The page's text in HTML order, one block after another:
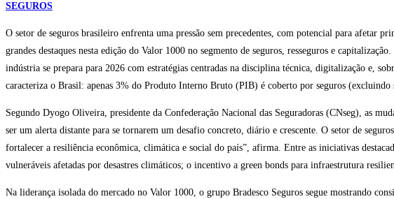
SEGUROS
O setor de seguros brasileiro enfrenta uma pressão sem precedentes, com potencial para afetar
grandes destaques nesta edição do Valor 1000 no segmento de seguros, resseguros e
indústria se prepara para 2026 com estratégias centradas na disciplina técnica, digitalização e,
caracteriza o Brasil: apenas 3% do Produto Interno Bruto (PIB) é coberto por seguros (excluindo
Segundo Dyogo Oliveira, presidente da Confederação Nacional das Seguradoras (CNseg), as
ser um alerta distante para se tornarem um desafio concreto, diário e crescente. O setor de
fortalecer a resiliência econômica, climática e social do país”, afirma. Entre as iniciativas
vulneráveis afetadas por desastres climáticos; o incentivo a green bonds para infraestrutura
Na liderança isolada do mercado no Valor 1000, o grupo Bradesco Seguros segue mostrando